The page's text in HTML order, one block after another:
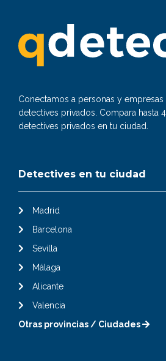
Conectamos a personas y
detectives privados. Compara hasta
detectives privados en tu ciudad.
Detectives en tu ciudad
Madrid
Barcelona
Sevilla
Málaga
Alicante
Valencia
Otras provincias / Ciudades